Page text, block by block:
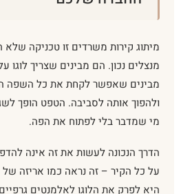
מיתוג קירות משרדים זו טכניקה
מנצלים נכון. הם מבינים שצריך
מבינים שאפשר לקחת את כל השפה
ולהפוך אותה לסביבה. הטפט הופך
מי שמדבר בלי לפתוח את הפה.
הדרך הנכונה לעשות את זה אינה
על כל הקיר – זה נראה כמו אריזה של
היא לפרק את הלוגו לאלמנטים